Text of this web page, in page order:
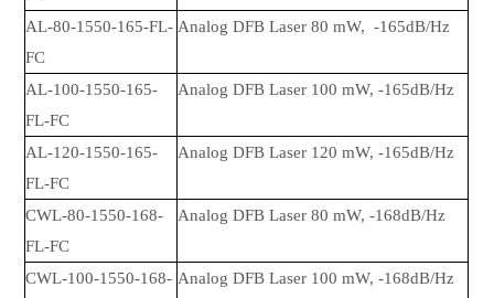
AL-80-1550-165-FL-
FC
Analog DFB Laser 80 mW, -165dB/Hz
AL-100-1550-165-
FL-FC
Analog DFB Laser 100 mW, -165dB/Hz
AL-120-1550-165-
FL-FC
Analog DFB Laser 120 mW, -165dB/Hz
CWL-80-1550-168-
FL-FC
Analog DFB Laser 80 mW, -168dB/Hz
CWL-100-1550-168- Analog DFB Laser 100 mW, -168dB/Hz